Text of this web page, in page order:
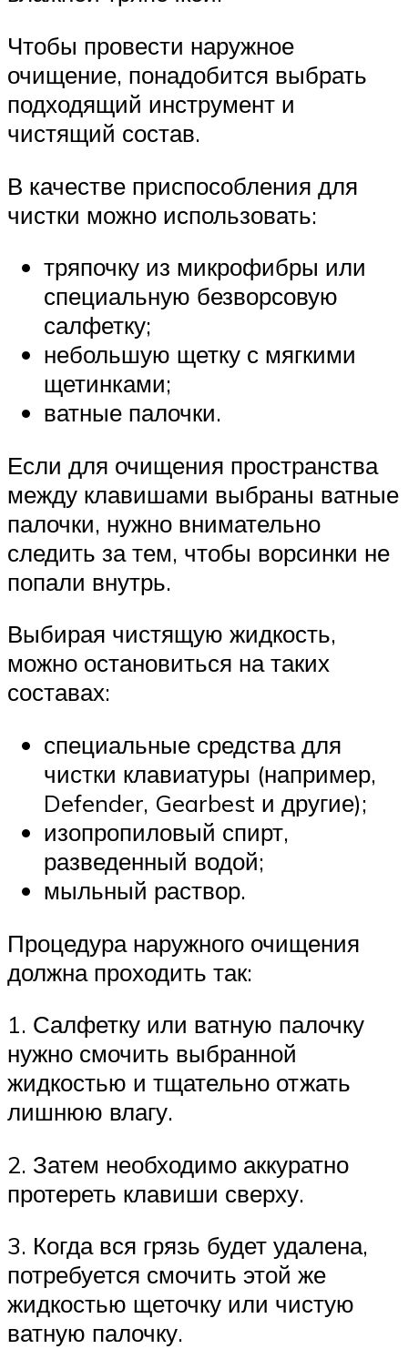
Чтобы провести наружное
очищение, понадобится выбрать
подходящий инструмент и
чистящий состав.
В качестве приспособления для
чистки можно использовать:
тряпочку из микрофибры или
специальную безворсовую
салфетку;
небольшую щетку с мягкими
щетинками;
ватные палочки.
Если для очищения пространства
между клавишами выбраны ватные
палочки, нужно внимательно
следить за тем, чтобы ворсинки не
попали внутрь.
Выбирая чистящую жидкость,
можно остановиться на таких
составах:
специальные средства для
чистки клавиатуры (например,
Defender, Gearbest и другие);
изопропиловый спирт,
разведенный водой;
мыльный раствор.
Процедура наружного очищения
должна проходить так:
1. Салфетку или ватную палочку
нужно смочить выбранной
жидкостью и тщательно отжать
лишнюю влагу.
2. Затем необходимо аккуратно
протереть клавиши сверху.
3. Когда вся грязь будет удалена,
потребуется смочить этой же
жидкостью щеточку или чистую
ватную палочку.